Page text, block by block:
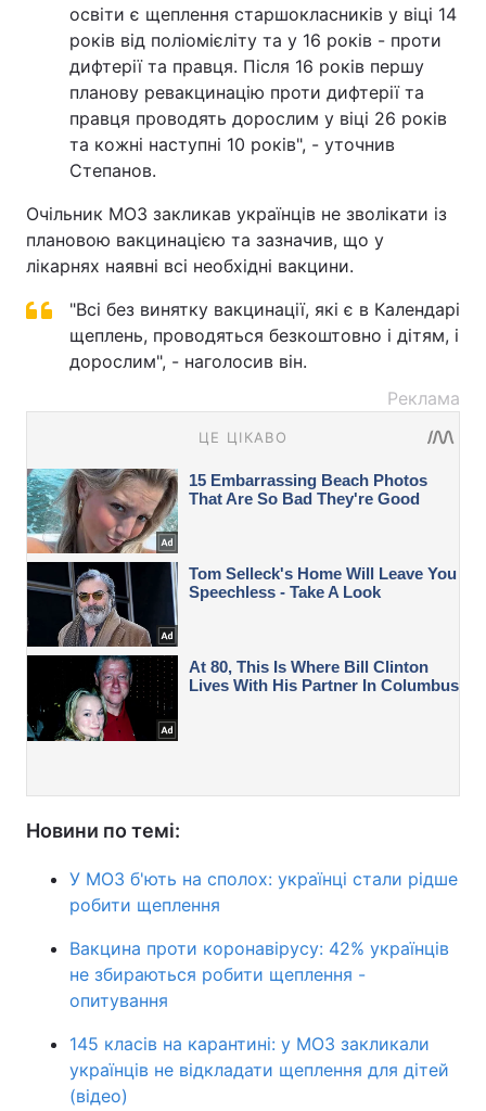
освіти є щеплення старшокласників у віці 14
років від поліомієліту та у 16 років - проти
дифтерії та правця. Після 16 років першу
планову ревакцинацію проти дифтерії та
правця проводять дорослим у віці 26 років
та кожні наступні 10 років", - уточнив
Степанов.
Очільник МОЗ закликав українців не зволікати із
плановою вакцинацією та зазначив, що у
лікарнях наявні всі необхідні вакцини.
"Всі без винятку вакцинації, які є в Календарі
щеплень, проводяться безкоштовно і дітям, і
дорослим", - наголосив він.
Реклама
Новини по темі:
У МОЗ б'ють на сполох: українці стали рідше
робити щеплення
Вакцина проти коронавірусу: 42% українців
не збираються робити щеплення -
опитування
145 класів на карантині: у МОЗ закликали
українців не відкладати щеплення для дітей
(відео)